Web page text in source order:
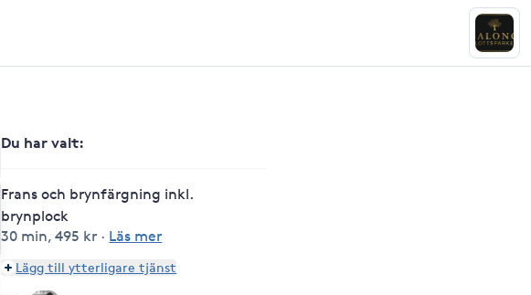
Du har valt:
Frans och brynfärgning inkl.
brynplock
30 min,495 kr · Läs mer
Lägg till ytterligare tjänst